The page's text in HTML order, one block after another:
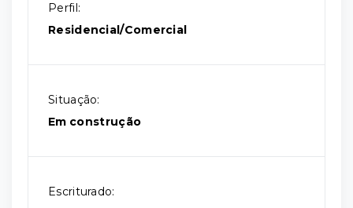
Perfil:
Residencial/Comercial
Situação:
Em construção
Escriturado: